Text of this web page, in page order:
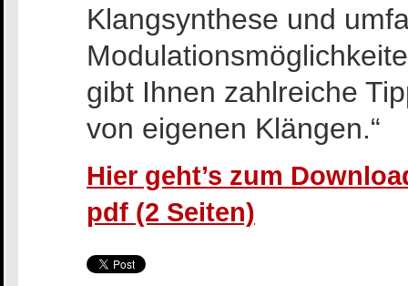
Klangsynthese und
gibt Ihnen zahlreiche
von eigenen Klängen.“
Hier geht’s zum
pdf (2 Seiten)